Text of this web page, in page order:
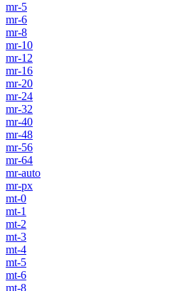
mr-5
mr-6
mr-8
mr-10
mr-12
mr-16
mr-20
mr-24
mr-32
mr-40
mr-48
mr-56
mr-64
mr-auto
mr-px
mt-0
mt-1
mt-2
mt-3
mt-4
mt-5
mt-6
mt-8